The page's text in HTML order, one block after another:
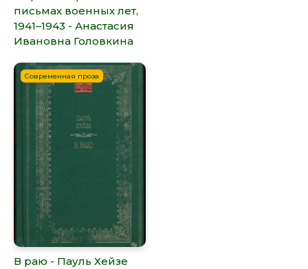
письмах военных лет,
1941–1943 - Анастасия
Ивановна Головкина
Современная проза
В раю - Пауль Хейзе